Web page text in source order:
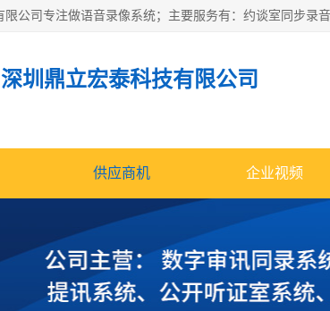
深圳鼎立宏泰科技有限公司
供应商机 企业视频